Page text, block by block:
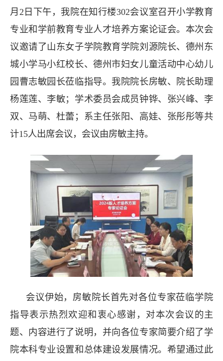
月 2 日下午，我院在知行楼302会议室召开小学教育
专业和学前教育专业人才培养方案论证会。本次会
议邀请了山东女子学院教育学院刘源院长、德州东
城小学马小红校长、德州市妇女儿童活动中心幼儿
园曹志敏园长莅临指导。我院院长房敏、院长助理
杨莲莲、李敏；学术委员会成员钟铧、张兴峰、李
双、马萌、杜蕾；系主任张阳、高娃、张彤彤等共
计15人出席会议，会议由房敏主持。
会议伊始，房敏院长首先对各位专家莅临学院
指导表示热烈欢迎和衷心感谢，对本次会议的主
题、内容进行了说明，并向各位专家简要介绍了学
院本科专业设置和总体建设发展情况。希望通过此